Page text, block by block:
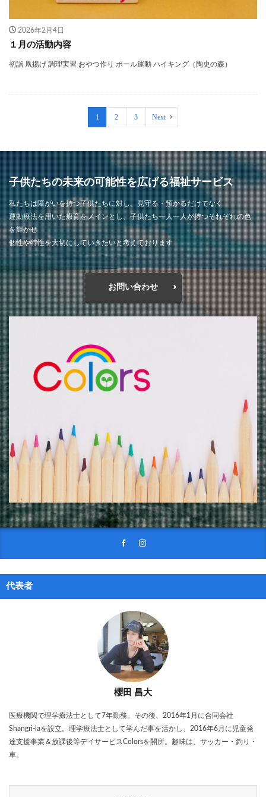
2026年2月4日
１月の活動内容
初詣 凧揚げ 調理実習 おやつ作り ボール運動 ハイキング（陶史の森）
1 2 3 Next
子供たちの未来の可能性を広げる福祉サービス
私たちは障がいを持つ子供たちに対し、見守る・預かるだけでなく
運動療法を用いた療育をメインとし、子供たち一人一人が持つそれぞれの色
を輝かせ
個性や特性を大切にしていきたいと考えております
お問い合わせ
代表者
櫻田 昌大
医療機関で理学療法士として7年勤務。その後、2016年1月に合同会社
Shangri-laを設立。理学療法士として学んだ事を活かし、2016年6月に児童発
達支援事業＆放課後等デイサービスColorsを開所。趣味は、サッカー・釣り・
車。